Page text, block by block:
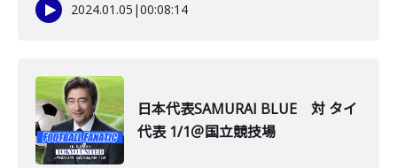
2024.01.05 |00:08:14
日本代表SAMURAI BLUE 対 タイ
代表 1/1＠国立競技場